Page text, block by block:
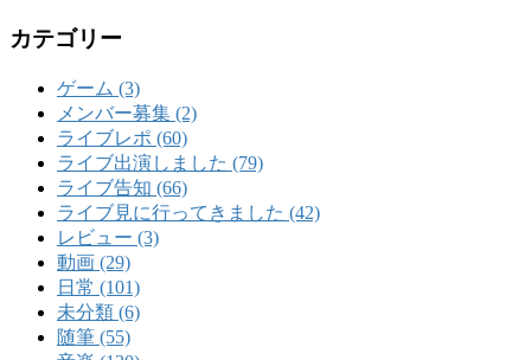
カテゴリー
ゲーム (3)
メンバー募集 (2)
ライブレポ (60)
ライブ出演しました (79)
ライブ告知 (66)
ライブ見に行ってきました (42)
レビュー (3)
動画 (29)
日常 (101)
未分類 (6)
随筆 (55)